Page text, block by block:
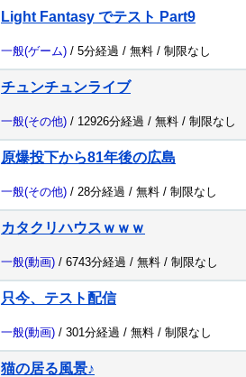
Light Fantasy でテスト Part9
一般(ゲーム) / 5分経過 / 無料 / 制限なし
チュンチュンライブ
一般(その他) / 12926分経過 / 無料 / 制限なし
原爆投下から81年後の広島
一般(その他) / 28分経過 / 無料 / 制限なし
カタクリハウスｗｗｗ
一般(動画) / 6743分経過 / 無料 / 制限なし
只今、テスト配信
一般(動画) / 301分経過 / 無料 / 制限なし
猫の居る風景♪